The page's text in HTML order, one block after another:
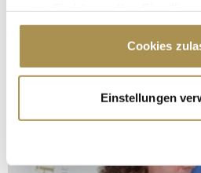
Cookie-Erklärung oder durch
Trigger Symbol ändern oder
Informationen über Ihre
erfassen, welche bis auf
Cookies
Einstellungen